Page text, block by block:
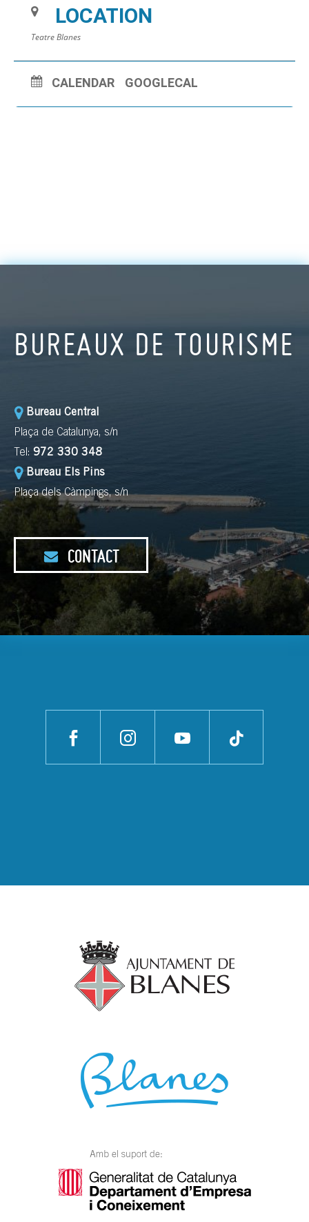
LOCATION
Teatre Blanes
CALENDAR GOOGLECAL
BUREAUX DE TOURISME
Bureau Central
Plaça de Catalunya, s/n
Tel: 972 330 348
Bureau Els Pins
Plaça dels Càmpings, s/n
CONTACT